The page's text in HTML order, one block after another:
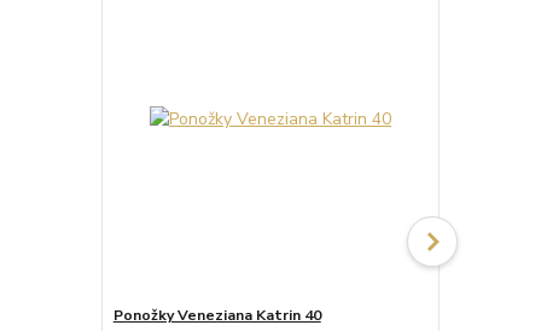
Ponožky Veneziana Katrin 40